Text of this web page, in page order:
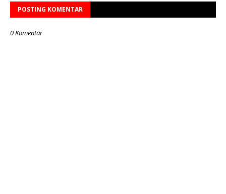
POSTING KOMENTAR
0 Komentar